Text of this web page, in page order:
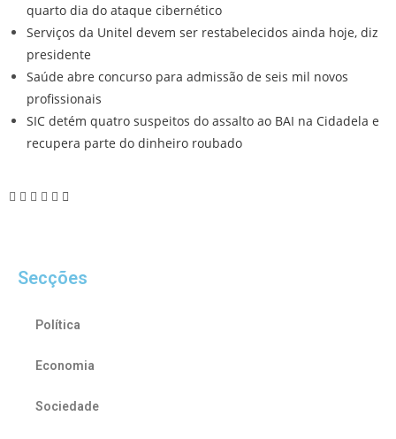
quarto dia do ataque cibernético
Serviços da Unitel devem ser restabelecidos ainda hoje, diz
presidente
Saúde abre concurso para admissão de seis mil novos
profissionais
SIC detém quatro suspeitos do assalto ao BAI na Cidadela e
recupera parte do dinheiro roubado
Secções
Política
Economia
Sociedade